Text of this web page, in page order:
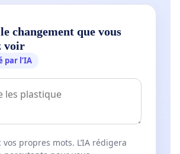
changement que vous
voir
par l’IA
vos propres mots. L’IA rédigera